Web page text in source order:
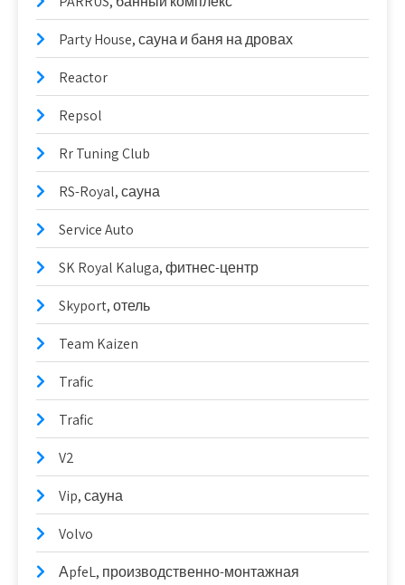
Party House, сауна и баня на дровах
Reactor
Repsol
Rr Tuning Club
RS-Royal, сауна
Service Auto
SK Royal Kaluga, фитнес-центр
Skyport, отель
Team Kaizen
Trafic
Trafic
V2
Vip, сауна
Volvo
АpfeL, производственно-монтажная